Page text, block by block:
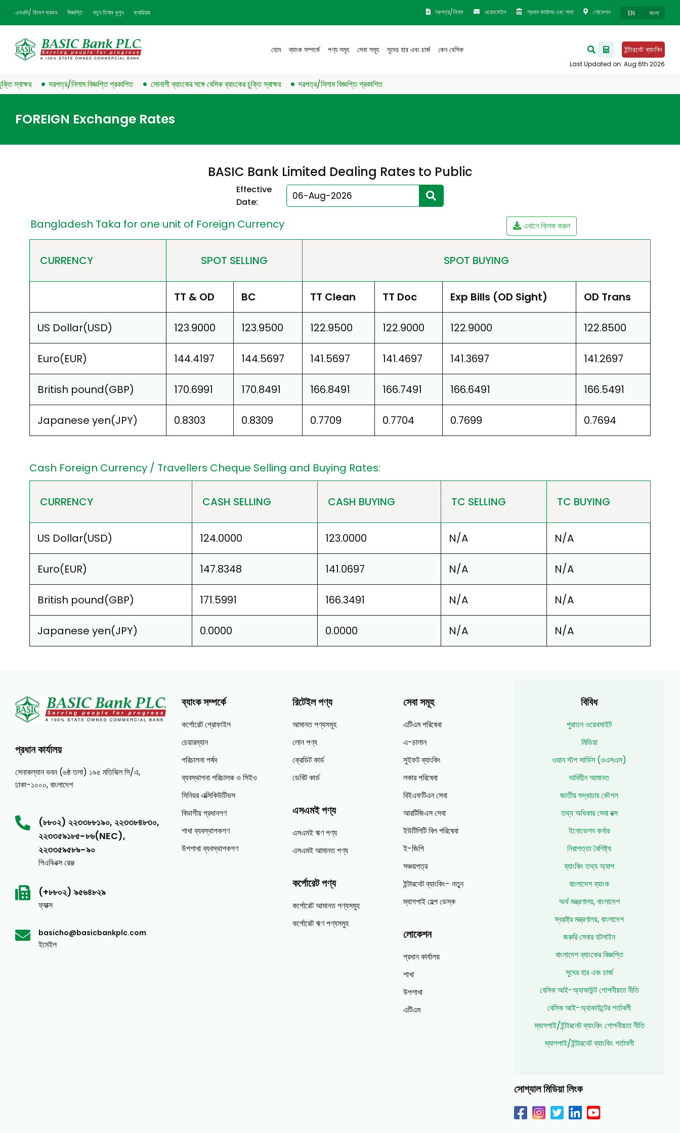
এনওসি/ বিদেশ ভ্রমন বিজ্ঞপ্তি নতুন হিসাব খুলুন ক্যারিয়ার দরপত্র/নিলাম ওয়েবমেইল প্রধান কার্যালয় এবং শাখা লোকেশন EN বাংলা
হোম ব্যাংক সম্পর্কে পণ্য সমূহ সেবা সমূহ সুদের হার এবং চার্জ কেন বেসিক ইন্টারনেট ব্যাংকিং
দরপত্র/নিলাম বিজ্ঞপ্তি প্রকাশিত সোনালী ব্যাংকের সঙ্গে বেসিক ব্যাংকের চুক্তি স্বাক্ষর দরপত্র/নিলাম বিজ্ঞপ্তি প্রকাশিত
FOREIGN Exchange Rates
BASIC Bank Limited Dealing Rates to Public
Effective
Date:
Bangladesh Taka for one unit of Foreign Currency এখানে ক্লিক করুন
CURRENCY SPOT SELLING SPOT BUYING
TT & OD BC TT Clean TT Doc Exp Bills (OD Sight) OD Trans
US Dollar(USD) 123.9000 123.9500 122.9500 122.9000 122.9000 122.8500
Euro(EUR) 144.4197 144.5697 141.5697 141.4697 141.3697 141.2697
British pound(GBP) 170.6991 170.8491 166.8491 166.7491 166.6491 166.5491
Japanese yen(JPY) 0.8303 0.8309 0.7709 0.7704 0.7699 0.7694
Cash Foreign Currency / Travellers Cheque Selling and Buying Rates:
CURRENCY CASH SELLING CASH BUYING TC SELLING TC BUYING
US Dollar(USD) 124.0000 123.0000 N/A N/A
Euro(EUR) 147.8348 141.0697 N/A N/A
British pound(GBP) 171.5991 166.3491 N/A N/A
Japanese yen(JPY) 0.0000 0.0000 N/A N/A
প্রধান কার্যালয়
সেনাকল্যান ভবন (৬ষ্ঠ তলা) ১৯৫ মতিঝিল সি/এ,
ঢাকা-১০০০, বাংলাদেশ
(৮৮০২) ২২৩৩৮৮১৯০, ২২৩৩৮৪৮৩০,
২২৩৩৫৯১৮৫-৮৬(NEC),
২২৩৩৫৯৫৮৯-৯০
পিএবিএক্স রেঞ্জ
(+৮৮০২) ৯৫৬৪৮২৯
ফ্যাক্স
basicho@basicbankplc.com
ইমেইল
ব্যাংক সম্পর্কে
কর্পোরেট প্রোফাইল
চেয়ারম্যান
পরিচালনা পর্ষদ
ব্যবস্থাপনা পরিচালক ও সিইও
সিনিয়র এক্সিকিউটিভস
বিভাগীয় প্রধানগণ
শাখা ব্যবস্থাপকগণ
উপশাখা ব্যবস্থাপকগণ
রিটেইল পণ্য
আমানত পণ্যসমূহ
লোন পণ্য
ক্রেডিট কার্ড
ডেবিট কার্ড
এসএমই পণ্য
এসএমই ঋণ পণ্য
এসএমই আমানত পণ্য
কর্পোরেট পণ্য
কর্পোরেট আমানত পণ্যসমুহ
কর্পোরেট ঋণ পণ্যসমুহ
সেবা সমূহ
এটিএম পরিষেবা
এ-চালান
সুইফট ব্যাংকিং
লকার পরিষেবা
বিইএফটিএন সেবা
আরটিজিএস সেবা
ইউটিলিটি বিল পরিষেবা
ই-জিপি
সঞ্চয়পত্র
ইন্টারনেট ব্যাংকিং- নতুন
ম্যাগপাই হেল্প ডেস্ক
লোকেশন
প্রধান কার্যালয়
শাখা
উপশাখা
এটিএম
বিবিধ
পুরাতন ওয়েবসাইট
মিডিয়া
ওয়ান স্টপ সার্ভিস (ওএসএস)
দাবিহীন আমানত
জাতীয় শুদ্ধাচার কৌশল
তথ্য অধিকার সেবা বক্স
ইনোভেশন কর্নার
নিরাপত্তা বৈশিষ্ট্য
ব্যাংকিং তথ্য অ্যাপ
বাংলাদেশ ব্যাংক
অর্থ মন্ত্রণালয়, বাংলাদেশ
স্বরাষ্ট্র মন্ত্রণালয়, বাংলাদেশ
জরুরি সেবার হটলাইন
বাংলাদেশ ব্যাংকের বিজ্ঞপ্তি
সুদের হার এবং চার্জ
বেসিক আই-অ্যাকাউন্ট গোপনীয়তা নীতি
বেসিক আই-অ্যাকাউন্টের শর্তাবলী
ম্যাগপাই/ইন্টারনেট ব্যাংকিং গোপনীয়তা নীতি
ম্যাগপাই/ইন্টারনেট ব্যাংকিং শর্তাবলী
সোশ্যাল মিডিয়া লিংক